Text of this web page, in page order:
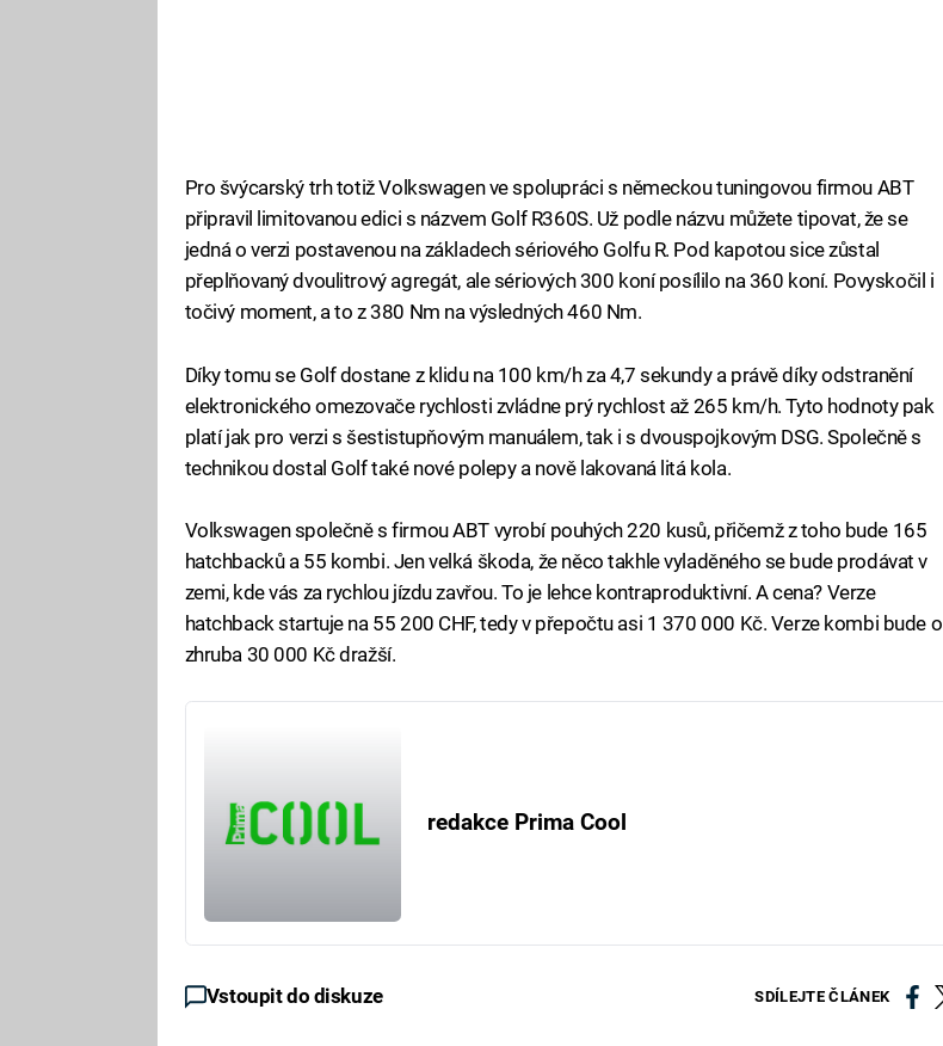
Pro švýcarský trh totiž Volkswagen ve spolupráci s německou tuningovou firmou ABT
připravil limitovanou edici s názvem Golf R360S. Už podle názvu můžete tipovat, že se
jedná o verzi postavenou na základech sériového Golfu R. Pod kapotou sice zůstal
přeplňovaný dvoulitrový agregát, ale sériových 300 koní posílilo na 360 koní. Povyskočil i
točivý moment, a to z 380 Nm na výsledných 460 Nm.
Díky tomu se Golf dostane z klidu na 100 km/h za 4,7 sekundy a právě díky odstranění
elektronického omezovače rychlosti zvládne prý rychlost až 265 km/h. Tyto hodnoty pak
platí jak pro verzi s šestistupňovým manuálem, tak i s dvouspojkovým DSG. Společně s
technikou dostal Golf také nové polepy a nově lakovaná litá kola.
Volkswagen společně s firmou ABT vyrobí pouhých 220 kusů, přičemž z toho bude 165
hatchbacků a 55 kombi. Jen velká škoda, že něco takhle vyladěného se bude prodávat v
zemi, kde vás za rychlou jízdu zavřou. To je lehce kontraproduktivní. A cena? Verze
hatchback startuje na 55 200 CHF, tedy v přepočtu asi 1 370 000 Kč. Verze kombi bude o
zhruba 30 000 Kč dražší.
redakce Prima Cool
Vstoupit do diskuze SDÍLEJTE ČLÁNEK